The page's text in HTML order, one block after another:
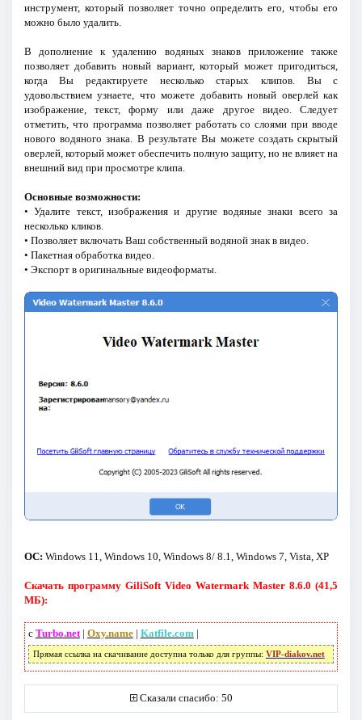
инструмент, который позволяет точно определить его, чтобы его
можно было удалить.
В дополнение к удалению водяных знаков приложение также
позволяет добавить новый вариант, который может пригодиться,
когда Вы редактируете несколько старых клипов. Вы с
удовольствием узнаете, что можете добавить новый оверлей как
изображение, текст, форму или даже другое видео. Следует
отметить, что программа позволяет работать со слоями при вводе
нового водяного знака. В результате Вы можете создать скрытый
оверлей, который может обеспечить полную защиту, но не влияет на
внешний вид при просмотре клипа.
Основные возможности:
• Удалите текст, изображения и другие водяные знаки всего за
несколько кликов.
• Позволяет включать Ваш собственный водяной знак в видео.
• Пакетная обработка видео.
• Экспорт в оригинальные видеоформаты.
ОС: Windows 11, Windows 10, Windows 8/ 8.1, Windows 7, Vista, XP
Скачать программу GiliSoft Video Watermark Master 8.6.0 (41,5
МБ):
с Turbo.net| Oxy.name| Katfile.com |
Прямая ссылка на скачивание доступна только для группы: VIP-diakov.net
Сказали спасибо: 50